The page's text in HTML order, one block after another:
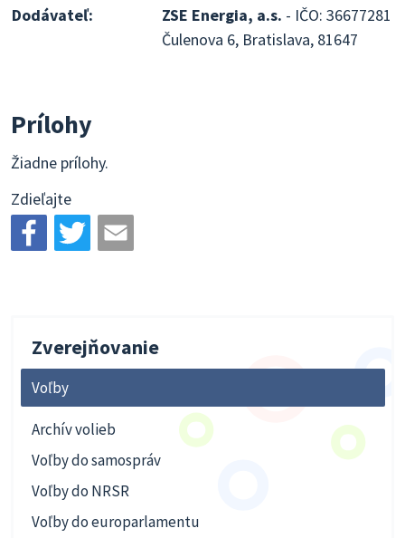
Dodávateľ:
ZSE Energia, a.s. - IČO: 36677281
Čulenova 6, Bratislava, 81647
Prílohy
Žiadne prílohy.
Zdieľajte
Zverejňovanie
Voľby
Archív volieb
Voľby do samospráv
Voľby do NRSR
Voľby do europarlamentu